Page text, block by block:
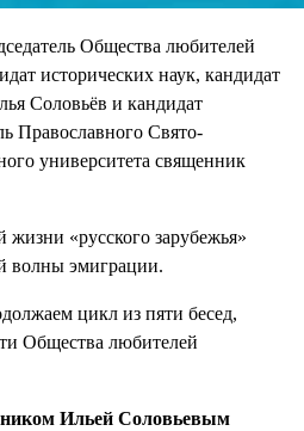
Общества любителей
исторических наук, кандидат
Соловьёв и кандидат
Православного Свято-
университета священник
жизни «русского зарубежья»
волны эмиграции.
цикл из пяти бесед,
Общества любителей
Ильей Соловьевым